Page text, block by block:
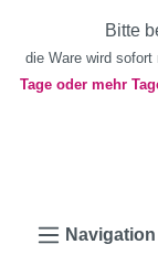
Zum Hauptinhalt
Bitte
die Ware wird sofort
Tage oder mehr
Navigation